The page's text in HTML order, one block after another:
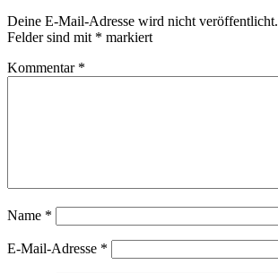
Deine E-Mail-Adresse wird nicht veröffentlicht.
Felder sind mit * markiert
Kommentar *
Name *
E-Mail-Adresse *